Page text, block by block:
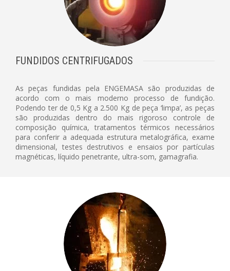
FUNDIDOS CENTRIFUGADOS
As peças fundidas pela ENGEMASA são produzidas de
acordo com o mais moderno processo de fundição.
Podendo ter de 0,5 Kg a 2.500 Kg de peça ‘limpa’, as peças
são produzidas dentro do mais rigoroso controle de
composição química, tratamentos térmicos necessários
para conferir a adequada estrutura metalográfica, exame
dimensional, testes destrutivos e ensaios por partículas
magnéticas, líquido penetrante, ultra-som, gamagrafia.